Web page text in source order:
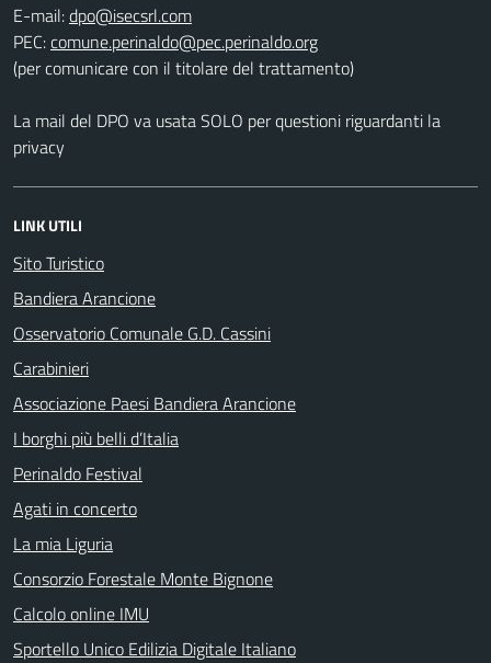
E-mail:
PEC:
(per comunicare con il titolare del trattamento)
La mail del DPO va usata SOLO per questioni riguardanti la
privacy
LINK UTILI
Sito Turistico
Bandiera Arancione
Osservatorio Comunale G.D. Cassini
Carabinieri
Associazione Paesi Bandiera Arancione
I borghi più belli d’Italia
Perinaldo Festival
Agati in concerto
La mia Liguria
Consorzio Forestale Monte Bignone
Calcolo online IMU
Sportello Unico Edilizia Digitale Italiano